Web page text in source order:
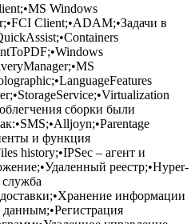
Windows
Client;•ADAM;•Задачи в
сборки были
и функция
history;•IPSec – агент и
реестр;•Hyper-
информации
данным;•Регистрация